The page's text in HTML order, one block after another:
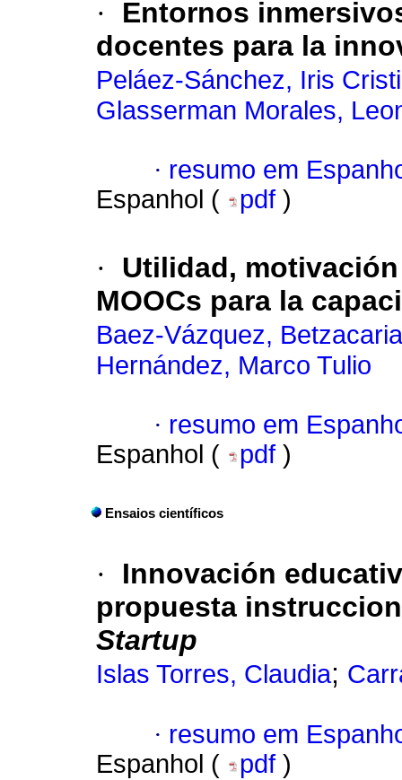
·
Entornos
docentes para la
Peláez-Sánchez, Iris
Glasserman Morales,
· resumo em
Espanhol (
pdf )
·
Utilidad,
MOOCs para la
Baez-Vázquez,
Hernández, Marco Tulio
· resumo em
Espanhol (
pdf )
Ensaios científicos
·
Innovación
propuesta
Startup
Islas Torres, Claudia;
· resumo em
Espanhol (
pdf )